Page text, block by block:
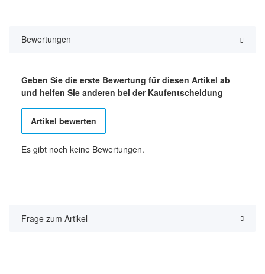
Bewertungen
Geben Sie die erste Bewertung für diesen Artikel ab
und helfen Sie anderen bei der Kaufentscheidung
Artikel bewerten
Es gibt noch keine Bewertungen.
Frage zum Artikel